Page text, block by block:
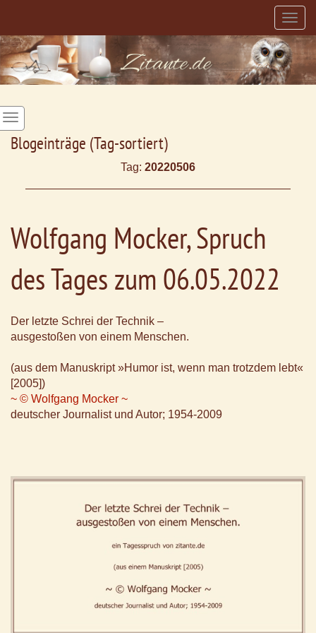
Blogeinträge (Tag-sortiert)
Tag: 20220506
Wolfgang Mocker, Spruch
des Tages zum 06.05.2022
Der letzte Schrei der Technik –
ausgestoßen von einem Menschen.
(aus dem Manuskript »Humor ist, wenn man trotzdem lebt«
[2005])
~ © Wolfgang Mocker ~
deutscher Journalist und Autor; 1954-2009